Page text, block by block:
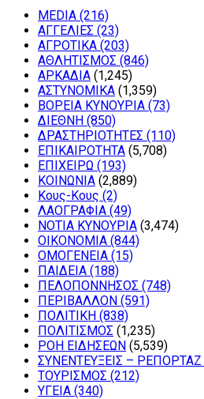
MEDIA (216)
ΑΓΓΕΛΙΕΣ (23)
ΑΓΡΟΤΙΚΑ (203)
ΑΘΛΗΤΙΣΜΟΣ (846)
ΑΡΚΑΔΙΑ (1,245)
ΑΣΤΥΝΟΜΙΚΑ (1,359)
ΒΟΡΕΙΑ ΚΥΝΟΥΡΙΑ (73)
ΔΙΕΘΝΗ (850)
ΔΡΑΣΤΗΡΙΟΤΗΤΕΣ (110)
ΕΠΙΚΑΙΡΟΤΗΤΑ (5,708)
ΕΠΙΧΕΙΡΩ (193)
ΚΟΙΝΩΝΙΑ (2,889)
Κους-Κους (2)
ΛΑΟΓΡΑΦΙΑ (49)
ΝΟΤΙΑ ΚΥΝΟΥΡΙΑ (3,474)
ΟΙΚΟΝΟΜΙΑ (844)
ΟΜΟΓΕΝΕΙΑ (15)
ΠΑΙΔΕΙΑ (188)
ΠΕΛΟΠΟΝΝΗΣΟΣ (748)
ΠΕΡΙΒΑΛΛΟΝ (591)
ΠΟΛΙΤΙΚΗ (838)
ΠΟΛΙΤΙΣΜΟΣ (1,235)
ΡΟΗ ΕΙΔΗΣΕΩΝ (5,539)
ΣΥΝΕΝΤΕΥΞΕΙΣ – ΡΕΠΟΡΤΑΖ
ΤΟΥΡΙΣΜΟΣ (212)
ΥΓΕΙΑ (340)